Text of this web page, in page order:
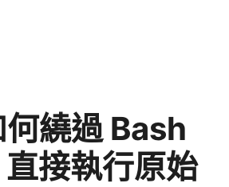
繞過 Bash
接執行原始